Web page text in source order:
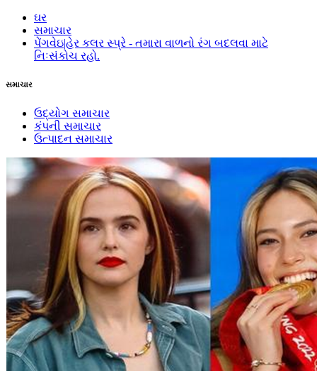
ઘર
સમાચાર
પેંગવેઇ|હેર કલર સ્પ્રે - તમારા વાળનો રંગ બદલવા માટે
નિઃસંકોચ રહો.
સમાચાર
ઉદ્યોગ સમાચાર
કંપની સમાચાર
ઉત્પાદન સમાચાર